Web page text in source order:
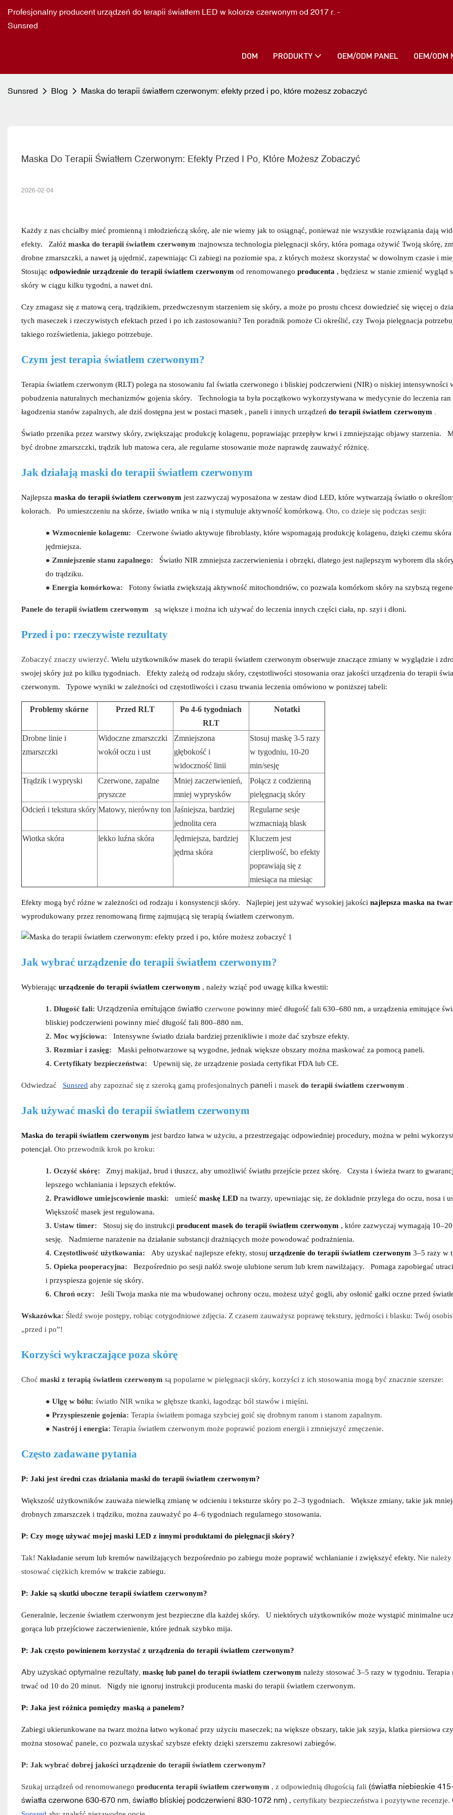
Profesjonalny producent urządzeń do terapii światłem LED w kolorze czerwonym od 2017 r. -
Sunsred
DOM PRODUKTY OEM/ODM PANEL OEM/ODM
Sunsred Blog Maska do terapii światłem czerwonym: efekty przed i po, które możesz zobaczyć
Maska Do Terapii Światłem Czerwonym: Efekty Przed I Po, Które Możesz Zobaczyć
2026-02-04
Każdy z nas chciałby mieć promienną i młodzieńczą skórę, ale nie wiemy jak to osiągnąć, ponieważ nie wszystkie rozwiązania dają
efekty.
Załóż maska ​​do terapii światłem czerwonym :najnowsza technologia pielęgnacji skóry, która pomaga ożywić Twoją skórę,
drobne zmarszczki, a nawet ją ujędrnić, zapewniając Ci zabiegi na poziomie spa, z których możesz skorzystać w dowolnym czasie i
Stosując odpowiednie urządzenie do terapii światłem czerwonym od renomowanego producenta , będziesz w stanie zmienić wygląd
skóry w ciągu kilku tygodni, a nawet dni.
Czy zmagasz się z matową cerą, trądzikiem, przedwczesnym starzeniem się skóry, a może po prostu chcesz dowiedzieć się więcej o
tych maseczek i rzeczywistych efektach przed i po ich zastosowaniu? Ten poradnik pomoże Ci określić, czy Twoja pielęgnacja
takiego rozświetlenia, jakiego potrzebuje.
Czym jest terapia światłem czerwonym?
Terapia światłem czerwonym (RLT) polega na stosowaniu fal światła czerwonego i bliskiej podczerwieni (NIR) o niskiej intensywności
pobudzenia naturalnych mechanizmów gojenia skóry.
Technologia ta była początkowo wykorzystywana w medycynie do leczenia ran
łagodzenia stanów zapalnych, ale dziś dostępna jest w postaci masek , paneli i innych urządzeń do terapii światłem czerwonym
Światło przenika przez warstwy skóry, zwiększając produkcję kolagenu, poprawiając przepływ krwi i zmniejszając objawy starzenia.
być drobne zmarszczki, trądzik lub matowa cera, ale regularne stosowanie może naprawdę zauważyć różnicę.
Jak działają maski do terapii światłem czerwonym
Najlepsza maska ​​do terapii światłem czerwonym jest zazwyczaj wyposażona w zestaw diod LED, które wytwarzają światło o
kolorach.
Po umieszczeniu na skórze, światło wnika w nią i stymuluje aktywność komórkową. Oto, co dzieje się podczas sesji:
● Wzmocnienie kolagenu:
Czerwone światło aktywuje fibroblasty, które wspomagają produkcję kolagenu, dzięki czemu skóra
jędrniejsza.
● Zmniejszenie stanu zapalnego:
Światło NIR zmniejsza zaczerwienienia i obrzęki, dlatego jest najlepszym wyborem dla
do trądziku.
● Energia komórkowa: Fotony światła zwiększają aktywność mitochondriów, co pozwala komórkom skóry na szybszą
Panele do terapii światłem czerwonym są większe i można ich używać do leczenia innych części ciała, np. szyi i dłoni.
Przed i po: rzeczywiste rezultaty
Zobaczyć znaczy uwierzyć. Wielu użytkowników masek do terapii światłem czerwonym obserwuje znaczące zmiany w wyglądzie i
swojej skóry już po kilku tygodniach.
Efekty zależą od rodzaju skóry, częstotliwości stosowania oraz jakości urządzenia do terapii
czerwonym.
Typowe wyniki w zależności od częstotliwości i czasu trwania leczenia omówiono w poniższej tabeli:
Problemy skórne Przed RLT
Po 4-6 tygodniach
RLT
Notatki
Drobne linie i
zmarszczki
Widoczne zmarszczki
wokół oczu i ust
Zmniejszona
głębokość i
widoczność linii
Stosuj maskę 3-5 razy
w tygodniu, 10-20
min/sesję
Trądzik i wypryski
Czerwone, zapalne
pryszcze
Mniej zaczerwienień,
mniej wyprysków
Połącz z codzienną
pielęgnacją skóry
Odcień i tekstura skóry Matowy, nierówny ton Jaśniejsza, bardziej
jednolita cera
Regularne sesje
wzmacniają blask
Wiotka skóra
lekko luźna skóra
Jędrniejsza, bardziej
jędrna skóra
Kluczem jest
cierpliwość, bo efekty
poprawiają się z
miesiąca na miesiąc
Efekty mogą być różne w zależności od rodzaju i konsystencji skóry. Najlepiej jest używać wysokiej jakości najlepsza maska ​​na
wyprodukowany przez renomowaną firmę zajmującą się terapią światłem czerwonym.
Jak wybrać urządzenie do terapii światłem czerwonym?
Wybierając urządzenie do terapii światłem czerwonym , należy wziąć pod uwagę kilka kwestii:
1. Długość fali: Urządzenia emitujące światło czerwone powinny mieć długość fali 630–680 nm, a urządzenia emitujące
bliskiej podczerwieni powinny mieć długość fali 800–880 nm.
2. Moc wyjściowa:
Intensywne światło działa bardziej przenikliwie i może dać szybsze efekty.
3. Rozmiar i zasięg:
Maski pełnotwarzowe są wygodne, jednak większe obszary można maskować za pomocą paneli.
4. Certyfikaty bezpieczeństwa: Upewnij się, że urządzenie posiada certyfikat FDA lub CE.
Odwiedzać Sunsred aby zapoznać się z szeroką gamą profesjonalnych paneli i masek do terapii światłem czerwonym
Jak używać maski do terapii światłem czerwonym
Maska do terapii światłem czerwonym jest bardzo łatwa w użyciu, a przestrzegając odpowiedniej procedury, można w pełni
potencjał. Oto przewodnik krok po kroku:
1. Oczyść skórę: Zmyj makijaż, brud i tłuszcz, aby umożliwić światłu przejście przez skórę.
Czysta i świeża twarz to
lepszego wchłaniania i lepszych efektów.
2. Prawidłowe umiejscowienie maski: umieść maskę LED na twarzy, upewniając się, że dokładnie przylega do oczu, nosa i
Większość masek jest regulowana.
3. Ustaw timer: Stosuj się do instrukcji producent masek do terapii światłem czerwonym , które zazwyczaj wymagają
sesję.
Nadmierne narażenie na działanie substancji drażniących może powodować podrażnienia.
4. Częstotliwość użytkowania: Aby uzyskać najlepsze efekty, stosuj urządzenie do terapii światłem czerwonym 3–5 razy w
5. Opieka pooperacyjna: Bezpośrednio po sesji nałóż swoje ulubione serum lub krem ​​nawilżający.
Pomaga zapobiegać
i przyspiesza gojenie się skóry.
6. Chroń oczy: Jeśli Twoja maska ​​nie ma wbudowanej ochrony oczu, możesz użyć gogli, aby osłonić gałki oczne przed
Wskazówka: Śledź swoje postępy, robiąc cotygodniowe zdjęcia. Z czasem zauważysz poprawę tekstury, jędrności i blasku: Twój
„przed i po”!
Korzyści wykraczające poza skórę
Choć maski z terapią światłem czerwonym są popularne w pielęgnacji skóry, korzyści z ich stosowania mogą być znacznie szersze:
● Ulgę w bólu: światło NIR wnika w głębsze tkanki, łagodząc ból stawów i mięśni.
● Przyspieszenie gojenia: Terapia światłem pomaga szybciej goić się drobnym ranom i stanom zapalnym.
● Nastrój i energia: Terapia światłem czerwonym może poprawić poziom energii i zmniejszyć zmęczenie.
Często zadawane pytania
P: Jaki jest średni czas działania maski do terapii światłem czerwonym?
Większość użytkowników zauważa niewielką zmianę w odcieniu i teksturze skóry po 2–3 tygodniach.
Większe zmiany, takie jak
drobnych zmarszczek i trądziku, można zauważyć po 4–6 tygodniach regularnego stosowania.
P: Czy mogę używać mojej maski LED z innymi produktami do pielęgnacji skóry?
Tak! Nakładanie serum lub kremów nawilżających bezpośrednio po zabiegu może poprawić wchłanianie i zwiększyć efekty. Nie
stosować ciężkich kremów w trakcie zabiegu.
P: Jakie są skutki uboczne terapii światłem czerwonym?
Generalnie, leczenie światłem czerwonym jest bezpieczne dla każdej skóry.
U niektórych użytkowników może wystąpić minimalne
gorąca lub przejściowe zaczerwienienie, które jednak szybko mija.
P: Jak często powinienem korzystać z urządzenia do terapii światłem czerwonym?
Aby uzyskać optymalne rezultaty, maskę lub panel do terapii światłem czerwonym należy stosować 3–5 razy w tygodniu. Terapia
trwać od 10 do 20 minut.
Nigdy nie ignoruj ​​instrukcji producenta maski do terapii światłem czerwonym.
P: Jaka jest różnica pomiędzy maską a panelem?
Zabiegi ukierunkowane na twarz można łatwo wykonać przy użyciu maseczek; na większe obszary, takie jak szyja, klatka piersiowa
można stosować panele, co pozwala uzyskać szybsze efekty dzięki szerszemu zakresowi zabiegów.
P: Jak wybrać dobrej jakości urządzenie do terapii światłem czerwonym?
Szukaj urządzeń od renomowanego producenta terapii światłem czerwonym , z odpowiednią długością fali (światła niebieskie
światła czerwone 630-670 nm, światło bliskiej podczerwieni 830-1072 nm), certyfikaty bezpieczeństwa i pozytywne recenzje.